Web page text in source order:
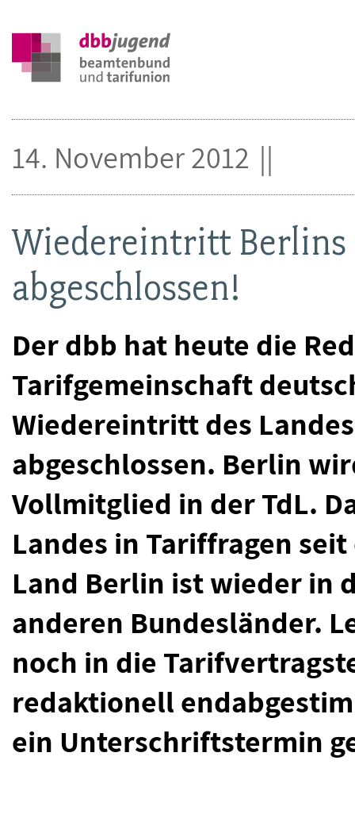
Wiedereintritt Berlins
abgeschlossen!
Der dbb hat heute die
Tarifgemeinschaft
Wiedereintritt des
abgeschlossen. Berlin
Vollmitglied in der TdL.
Landes in Tariffragen
Land Berlin ist wieder in
anderen Bundesländer.
noch in die
redaktionell
ein Unterschriftstermin
14. November 2012